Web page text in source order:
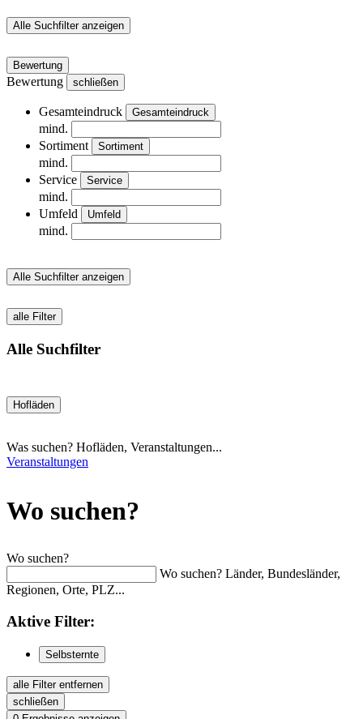
Alle Suchfilter anzeigen
Bewertung
Bewertung schließen
Gesamteindruck Gesamteindruck
mind.
Sortiment
Sortiment
mind.
Service
Service
mind.
Umfeld
Umfeld
mind.
Alle Suchfilter anzeigen
alle Filter
Alle Suchfilter
Hofläden
Was suchen? Hofläden, Veranstaltungen...
Veranstaltungen
Wo suchen?
Wo suchen?
Wo suchen? Länder, Bundesländer,
Regionen, Orte, PLZ...
Aktive Filter:
Selbsternte
alle Filter entfernen
schließen